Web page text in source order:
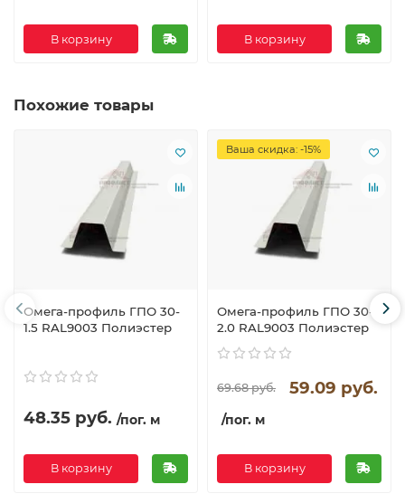
В корзину В корзину
Похожие товары
Омега-профиль ГПО 30-
1.5 RAL9003 Полиэстер
48.35 руб. /пог. м
В корзину
Ваша скидка: -15%
Омега-профиль ГПО 30-
2.0 RAL9003 Полиэстер
69.68 руб. 59.09 руб.
/пог. м
В корзину